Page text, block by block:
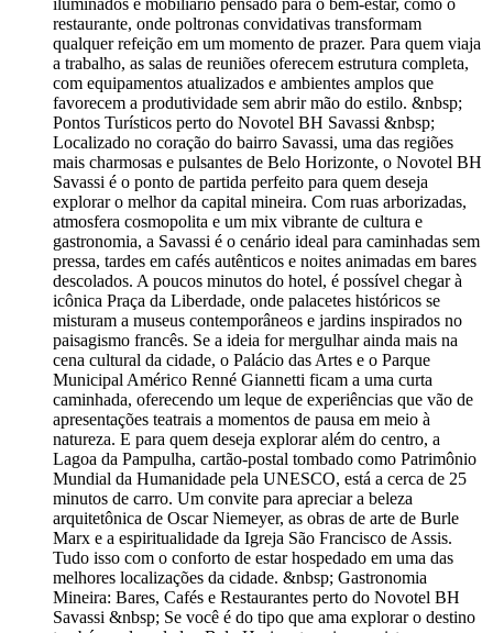
restaurante, onde poltronas convidativas transformam
qualquer refeição em um momento de prazer. Para quem viaja
a trabalho, as salas de reuniões oferecem estrutura completa,
com equipamentos atualizados e ambientes amplos que
favorecem a produtividade sem abrir mão do estilo. &nbsp;
Pontos Turísticos perto do Novotel BH Savassi &nbsp;
Localizado no coração do bairro Savassi, uma das regiões
mais charmosas e pulsantes de Belo Horizonte, o Novotel BH
Savassi é o ponto de partida perfeito para quem deseja
explorar o melhor da capital mineira. Com ruas arborizadas,
atmosfera cosmopolita e um mix vibrante de cultura e
gastronomia, a Savassi é o cenário ideal para caminhadas sem
pressa, tardes em cafés autênticos e noites animadas em bares
descolados. A poucos minutos do hotel, é possível chegar à
icônica Praça da Liberdade, onde palacetes históricos se
misturam a museus contemporâneos e jardins inspirados no
paisagismo francês. Se a ideia for mergulhar ainda mais na
cena cultural da cidade, o Palácio das Artes e o Parque
Municipal Américo Renné Giannetti ficam a uma curta
caminhada, oferecendo um leque de experiências que vão de
apresentações teatrais a momentos de pausa em meio à
natureza. E para quem deseja explorar além do centro, a
Lagoa da Pampulha, cartão-postal tombado como Patrimônio
Mundial da Humanidade pela UNESCO, está a cerca de 25
minutos de carro. Um convite para apreciar a beleza
arquitetônica de Oscar Niemeyer, as obras de arte de Burle
Marx e a espiritualidade da Igreja São Francisco de Assis.
Tudo isso com o conforto de estar hospedado em uma das
melhores localizações da cidade. &nbsp; Gastronomia
Mineira: Bares, Cafés e Restaurantes perto do Novotel BH
Savassi &nbsp; Se você é do tipo que ama explorar o destino